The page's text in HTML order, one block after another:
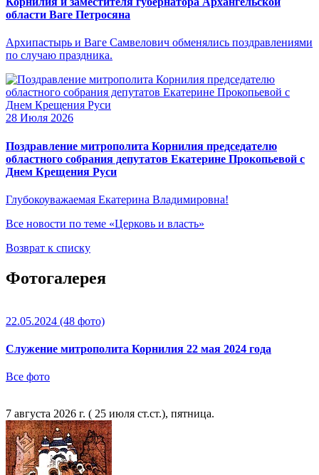
области Ваге Петросяна
Архипастырь и Ваге Самвелович обменялись поздравлениями
по случаю праздника.
28 Июля 2026
Поздравление митрополита Корнилия председателю
областного собрания депутатов Екатерине Прокопьевой с
Днем Крещения Руси
Глубокоуважаемая Екатерина Владимировна!
Все новости по теме «Церковь и власть»
Возврат к списку
Фотогалерея
22.05.2024 (48 фото)
Служение митрополита Корнилия 22 мая 2024 года
Все фото
7 августа 2026 г. ( 25 июля ст.ст.), пятница.